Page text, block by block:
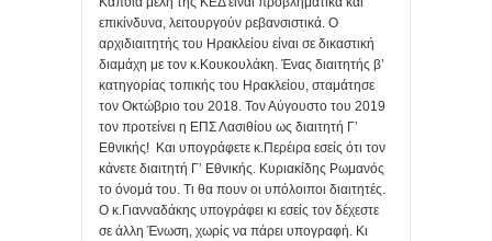
επικίνδυνα, λειτουργούν ρεβανσιστικά. Ο
αρχιδιαιτητής του Ηρακλείου είναι σε δικαστική
διαμάχη με τον κ.Κουκουλάκη. Ένας διαιτητής β’
κατηγορίας τοπικής του Ηρακλείου, σταμάτησε
τον Οκτώβριο του 2018. Τον Αύγουστο του 2019
τον προτείνει η ΕΠΣ Λασιθίου ως διαιτητή Γ’
Εθνικής! Και υπογράφετε κ.Περέιρα εσείς ότι τον
κάνετε διαιτητή Γ’ Εθνικής. Κυριακίδης Ρωμανός
το όνομά του. Τι θα πουν οι υπόλοιποι διαιτητές.
Ο κ.Γιανναδάκης υπογράφει κι εσείς τον δέχεστε
σε άλλη Ένωση, χωρίς να πάρει υπογραφή. Κι